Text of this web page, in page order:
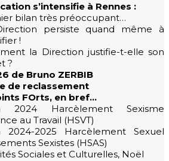
s’intensifie à Rennes :
bilan très préoccupant…
persiste quand même à
!
la Direction justifie-t-elle son
?
de Bruno ZERBIB
de reclassement
FOrts, en bref…
2024 Harcèlement Sexisme
au Travail (HSVT)
2024-2025 Harcèlement Sexuel
Sexistes (HSAS)
Sociales et Culturelles, Noël